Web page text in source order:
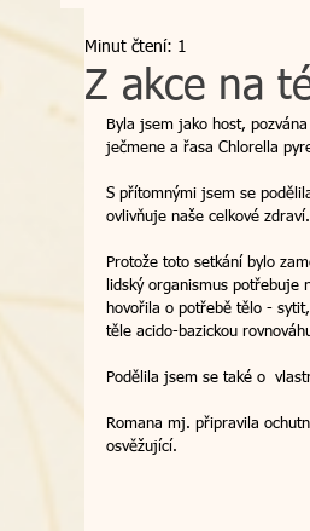
semináře
osobní zkušenost
atlantské léčení
kraniosakrální terapie
Z akce na
Minut čtení: 1
Byla jsem jako host,
ječmene a řasa Chlorella
S přítomnými jsem se
ovlivňuje naše celkové zdraví.
Protože toto setkání bylo
lidský organismus
hovořila o potřebě tělo -
těle acido-bazickou
Podělila jsem se také o
Romana mj. připravila
osvěžující.